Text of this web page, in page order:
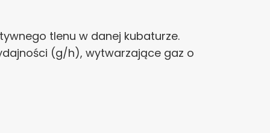
tlenu w danej kubaturze.
(g/h), wytwarzające gaz o